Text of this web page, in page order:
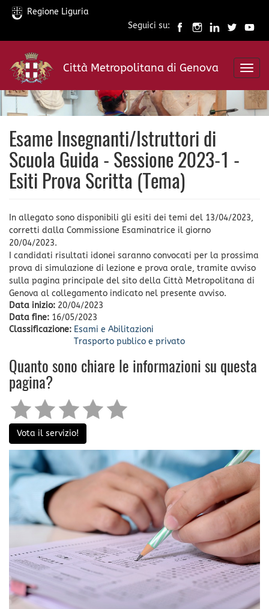
Salta
contenuto
principale
Regione Liguria
Seguici su:
Città Metropolitana di Genova
Esame Insegnanti/Istruttori di
Scuola Guida - Sessione 2023-1 -
Esiti Prova Scritta (Tema)
In allegato sono disponibili gli esiti dei temi del 13/04/2023,
corretti dalla Commissione Esaminatrice il giorno
20/04/2023.
I candidati risultati idonei saranno convocati per la prossima
prova di simulazione di lezione e prova orale, tramite avviso
sulla pagina principale del sito della Città Metropolitana di
Genova al collegamento indicato nel presente avviso.
Data inizio: 20/04/2023
Data fine: 16/05/2023
Classificazione: Esami e Abilitazioni
Trasporto publico e privato
Quanto sono chiare le informazioni su questa
pagina?
Vota il servizio!